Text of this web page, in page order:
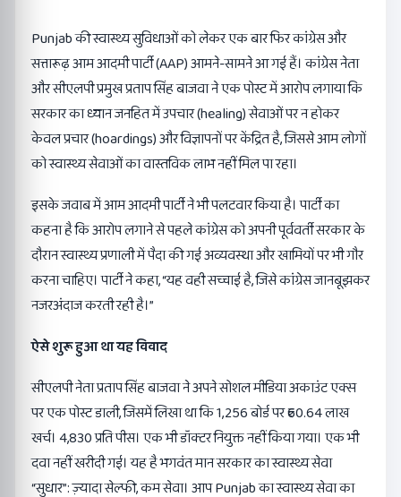
Punjab की स्वास्थ्य सुविधाओं को लेकर एक बार फिर कांग्रेस और
सत्तारूढ़ आम आदमी पार्टी (AAP) आमने-सामने आ गई हैं। कांग्रेस नेता
और सीएलपी प्रमुख प्रताप सिंह बाजवा ने एक पोस्ट में आरोप लगाया कि
सरकार का ध्यान जनहित में उपचार (healing) सेवाओं पर न होकर
केवल प्रचार (hoardings) और विज्ञापनों पर केंद्रित है, जिससे आम लोगों
को स्वास्थ्य सेवाओं का वास्तविक लाभ नहीं मिल पा रहा।
इसके जवाब में आम आदमी पार्टी ने भी पलटवार किया है। पार्टी का
कहना है कि आरोप लगाने से पहले कांग्रेस को अपनी पूर्ववर्ती सरकार के
दौरान स्वास्थ्य प्रणाली में पैदा की गई अव्यवस्था और खामियों पर भी गौर
करना चाहिए। पार्टी ने कहा, “यह वही सच्चाई है, जिसे कांग्रेस जानबूझकर
नजरअंदाज करती रही है।”
ऐसे शुरू हुआ था यह विवाद
सीएलपी नेता प्रताप सिंह बाजवा ने अपने सोशल मीडिया अकाउंट एक्स
पर एक पोस्ट डाली, जिसमें लिखा था कि 1,256 बोर्ड पर ₹60.64 लाख
खर्च। 4,830 प्रति पीस। एक भी डॉक्टर नियुक्त नहीं किया गया। एक भी
दवा नहीं खरीदी गई। यह है भगवंत मान सरकार का स्वास्थ्य सेवा
“सुधार”: ज़्यादा सेल्फी, कम सेवा। आप Punjab का स्वास्थ्य सेवा का